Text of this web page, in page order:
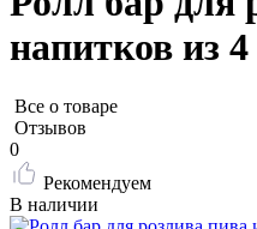
напитков из 4
Все о товаре
Отзывов
0
Рекомендуем
В наличии